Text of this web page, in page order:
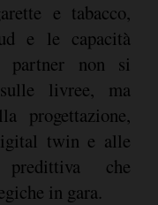
e tabacco,
e le capacità
partner non si
livree, ma
progettazione,
twin e alle
che
in gara.